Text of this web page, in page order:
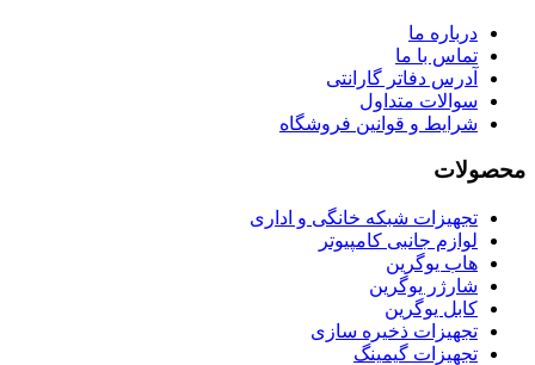
درباره ما
تماس با ما
آدرس دفاتر گارانتی
سوالات متداول
شرایط و قوانین فروشگاه
محصولات
تجهیزات شبکه خانگی و اداری
لوازم جانبی کامپیوتر
هاب یوگرین
شارژر یوگرین
کابل یوگرین
تجهیزات ذخیره سازی
تجهیزات گیمینگ